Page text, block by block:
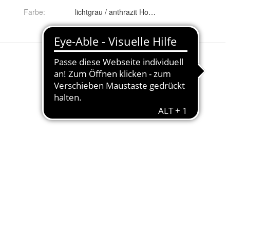
Farbe: lichtgrau / anthrazit Hochglanz, lichtgrau / weiß